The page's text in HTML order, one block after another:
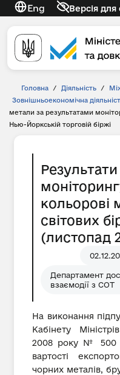
Eng Версія для
Головна / Діяльність /
Зовнішньоекономічна
метали за результатами
Нью-Йоркській торговій біржі
Результати
кольорові
світових
(листопад
Департамент
взаємодії з СОТ
На виконання
Кабінету
2008 року № 500
вартості
чорних металів,